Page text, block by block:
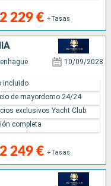
2 229 € +Tasas
10/09/2028
2 249 € +Tasas
incluido
de mayordomo 24/24
exclusivos Yacht Club
completa